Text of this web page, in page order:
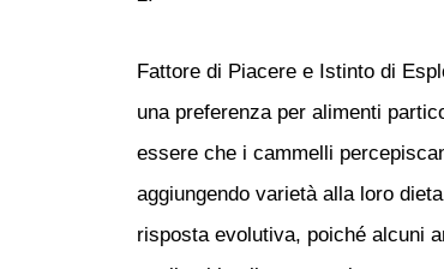
Fattore di Piacere e Istinto di
una preferenza per alimenti
essere che i cammelli
aggiungendo varietà alla loro
risposta evolutiva, poiché alcuni